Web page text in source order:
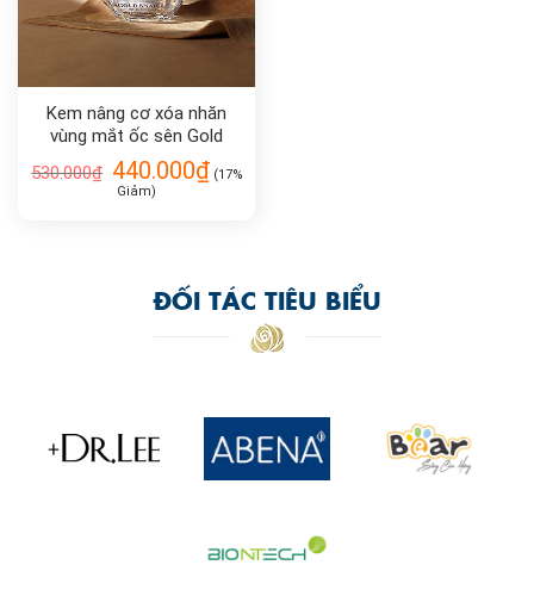
Kem nâng cơ xóa nhăn
vùng mắt ốc sên Gold
Snail Lift Action Eye
Cream 30ml
530.000₫ 440.000₫ (17%
Giảm)
ĐỐI TÁC TIÊU BIỂU